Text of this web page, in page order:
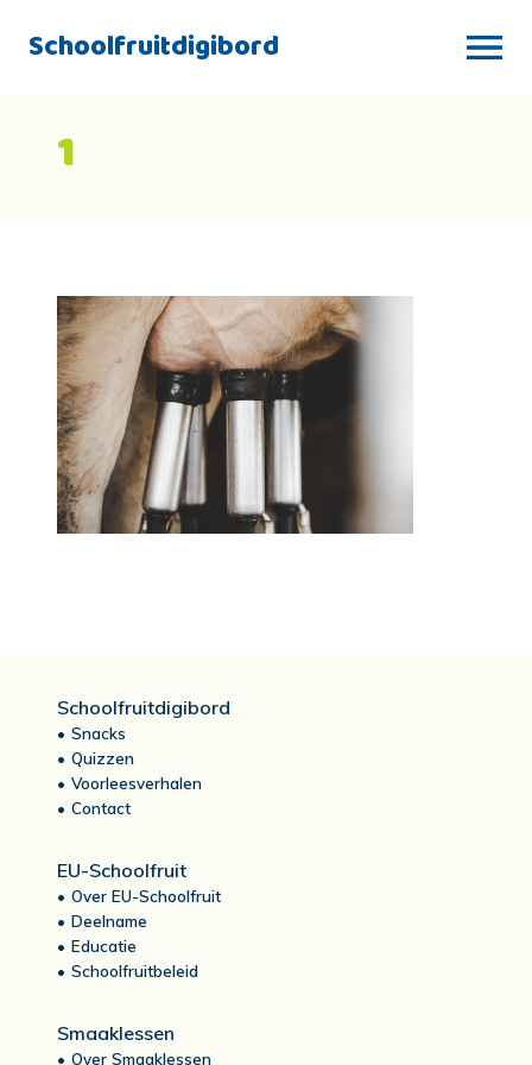
Schoolfruitdigibord
1
Schoolfruitdigibord
Snacks
Quizzen
Voorleesverhalen
Contact
EU-Schoolfruit
Over EU-Schoolfruit
Deelname
Educatie
Schoolfruitbeleid
Smaaklessen
Over Smaaklessen